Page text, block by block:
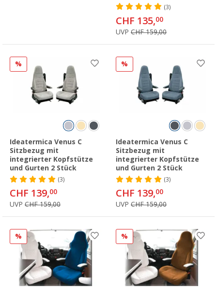
(3)
CHF 135,00
UVP CHF 159,00
%
Ideatermica Venus C
Sitzbezug mit
integrierter Kopfstütze
und Gurten 2 Stück
(3)
CHF 139,00
UVP CHF 159,00
%
Ideatermica Venus C
Sitzbezug mit
integrierter Kopfstütze
und Gurten 2 Stück
(3)
CHF 139,00
UVP CHF 159,00
% %